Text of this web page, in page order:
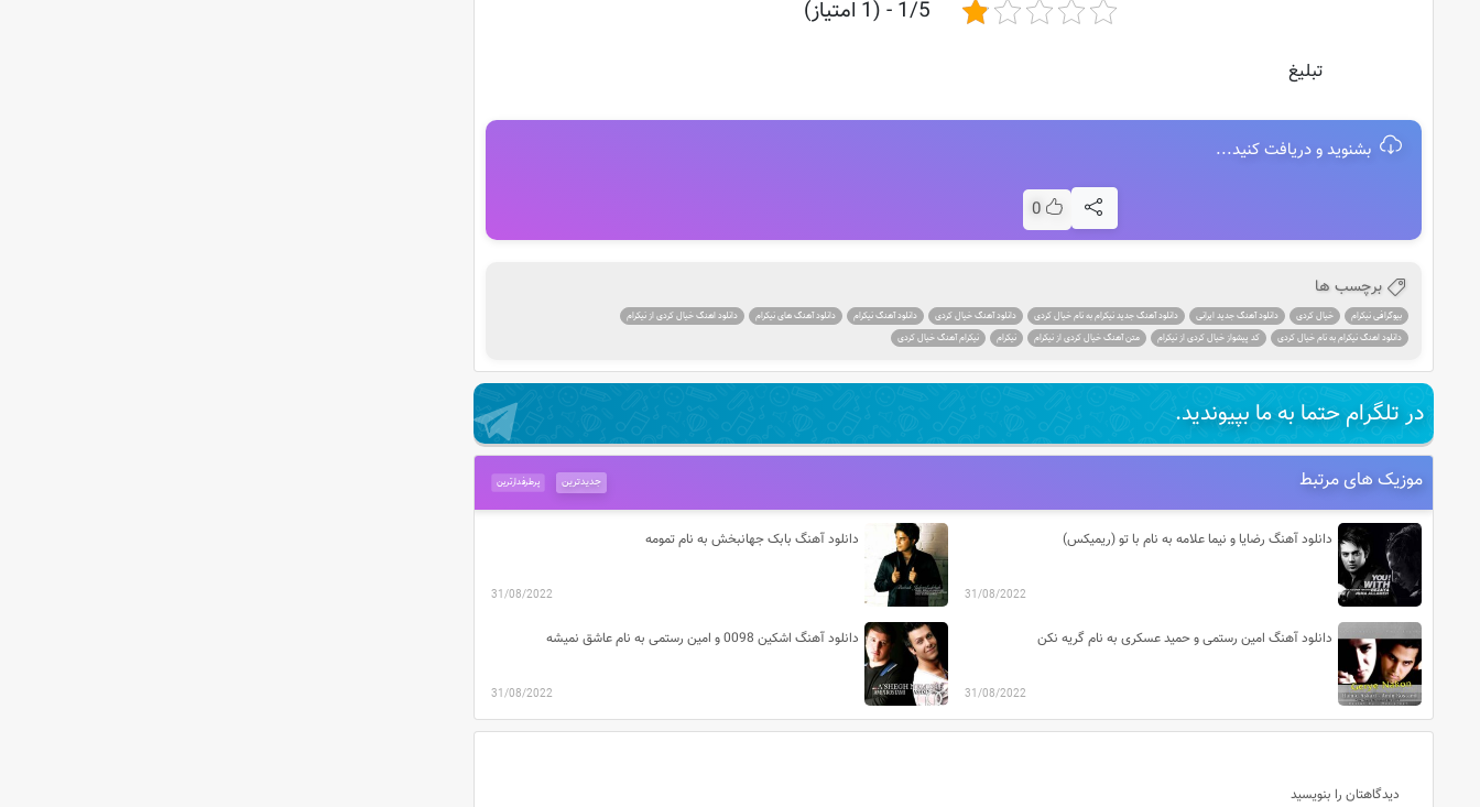
1/5 - (1 امتیاز)
تبلیغ
بشنوید و دریافت کنید...
0
برچسب ها
بیوگرافی نیکرام خیال کردی دانلود آهنگ جدید ایرانی دانلود آهنگ جدید نیکرام به نام خیال کردی دانلود آهنگ خیال کردی دانلود آهنگ نیکرام دانلود آهنگ های نیکرام
دانلود اهنگ خیال کردی از نیکرام
دانلود اهنگ نیکرام به نام خیال کردی
کد پیشواز خیال کردی از نیکرام متن آهنگ خیال کردی از نیکرام نیکرام نیکرام آهنگ خیال کردی
در تلگرام حتما به ما بپیوندید.
موزیک های مرتبط پرطرفدارترین جدیدترین
دانلود آهنگ رضایا و نیما علامه به نام با تو (ریمیکس)
31/08/2022
دانلود آهنگ بابک جهانبخش به نام تمومه
31/08/2022
دانلود آهنگ امین رستمی و حمید عسکری به نام گریه نکن
31/08/2022
دانلود آهنگ اشکین 0098 و امین رستمی به نام عاشق نمیشه
31/08/2022
دیدگاهتان را بنویسید